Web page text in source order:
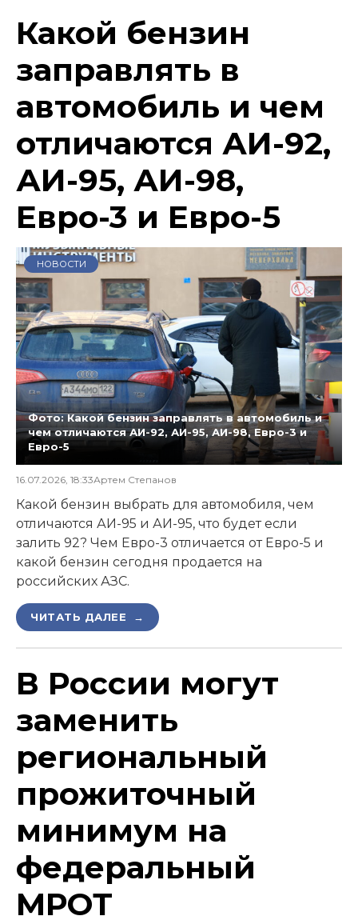
Какой бензин
заправлять в
автомобиль и чем
отличаются АИ-92,
АИ-95, АИ-98,
Евро-3 и Евро-5
НОВОСТИ
Фото: Какой бензин заправлять в автомобиль и
чем отличаются АИ-92, АИ-95, АИ-98, Евро-3 и
Евро-5
16.07.2026, 18:33Артем Степанов
Какой бензин выбрать для автомобиля, чем
отличаются АИ-95 и АИ-95, что будет если
залить 92? Чем Евро-3 отличается от Евро-5 и
какой бензин сегодня продается на
российских АЗС.
ЧИТАТЬ ДАЛЕЕ →
В России могут
заменить
региональный
прожиточный
минимум на
федеральный
МРОТ